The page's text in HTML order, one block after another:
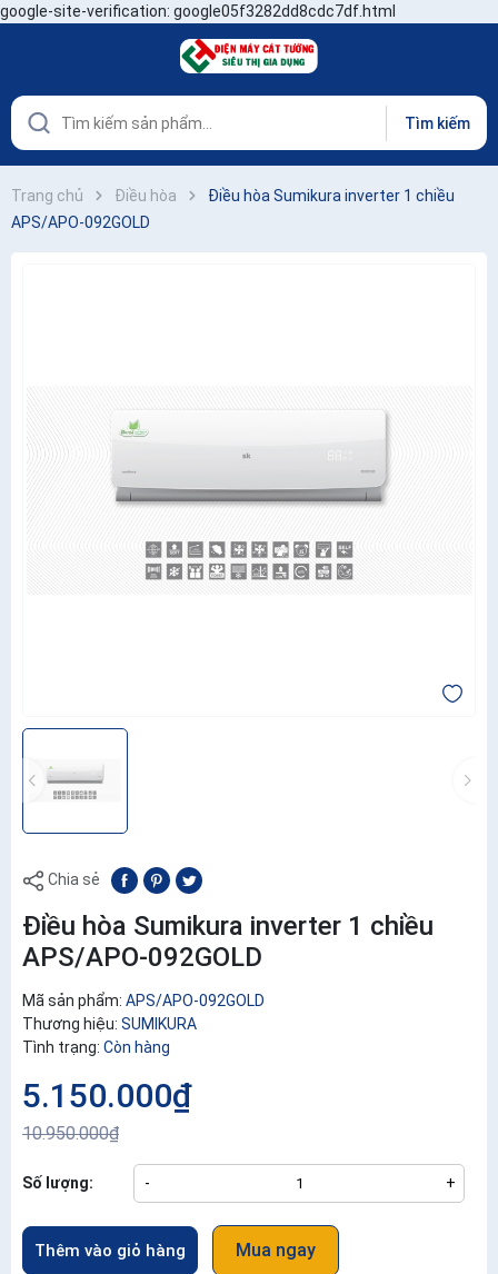
google-site-verification: google05f3282dd8cdc7df.html
Tìm kiếm
Trang chủ Điều hòa
Điều hòa Sumikura inverter 1 chiều
APS/APO-092GOLD
Chia sẻ
Điều hòa Sumikura inverter 1 chiều
APS/APO-092GOLD
Mã sản phẩm: APS/APO-092GOLD
Thương hiệu: SUMIKURA
Tình trạng: Còn hàng
5.150.000₫
10.950.000₫
Số lượng: - +
Thêm vào giỏ hàng Mua ngay